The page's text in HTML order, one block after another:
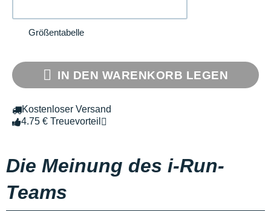
Größentabelle
IN DEN WARENKORB LEGEN
Kostenloser Versand
4.75 € Treuevorteil
Die Meinung des i-Run-
Teams